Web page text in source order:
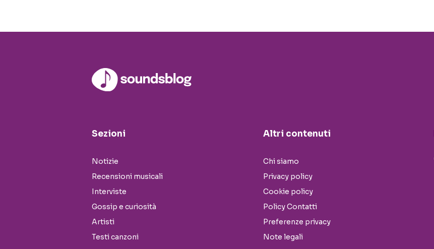
Sezioni
Notizie
Recensioni musicali
Interviste
Gossip e curiosità
Artisti
Testi canzoni
Altri contenuti
Chi siamo
Privacy policy
Cookie policy
Policy Contatti
Preferenze privacy
Note legali